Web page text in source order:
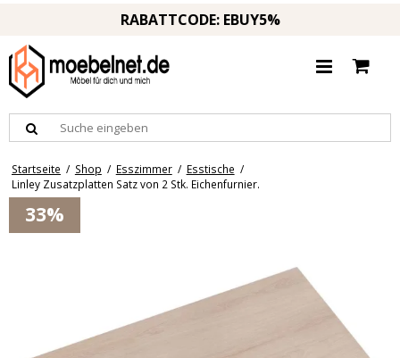
RABATTCODE: EBUY5%
Startseite / Shop / Esszimmer / Esstische /
Linley Zusatzplatten Satz von 2 Stk. Eichenfurnier.
33%